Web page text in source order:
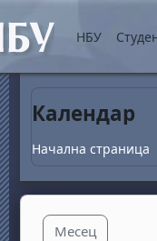
Прескочи на
НБУ
Календар
Начална страница
Месец